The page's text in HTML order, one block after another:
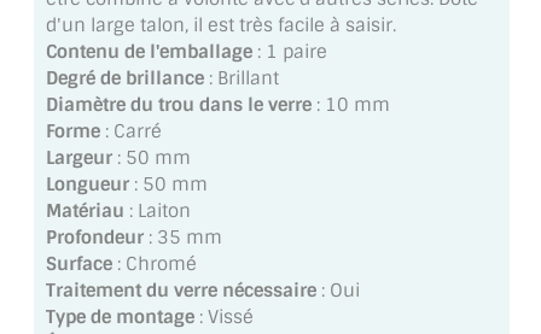
MIROIR POUR PORTE
MIROIR DE SALLE DE BAIN
MIROIR PAROI DE DOUCHE
MIROIR POUR SALLE DE SPORT
MIROIR POUR SALLE DE DANSE
MIROIR ENCADRÉ
d'un large talon, il est très facile à saisir.
Contenu de l'emballage : 1 paire
Degré de brillance : Brillant
Diamètre du trou dans le verre : 10 mm
Forme : Carré
Largeur : 50 mm
Longueur : 50 mm
Matériau : Laiton
Profondeur : 35 mm
Surface : Chromé
Traitement du verre nécessaire : Oui
Type de montage : Vissé